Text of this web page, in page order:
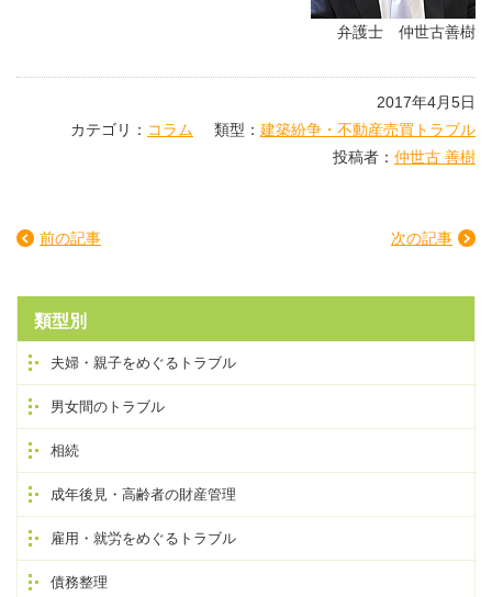
弁護士 仲世古善樹
2017年4月5日
カテゴリ： コラム 類型： 建築紛争・不動産売買トラブル
投稿者： 仲世古 善樹
前の記事 次の記事
類型別
夫婦・親子をめぐるトラブル
男女間のトラブル
相続
成年後見・高齢者の財産管理
雇用・就労をめぐるトラブル
債務整理